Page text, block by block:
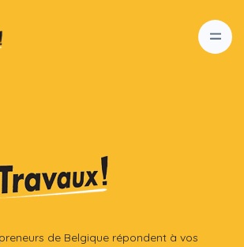
de Belgique répondent à vos